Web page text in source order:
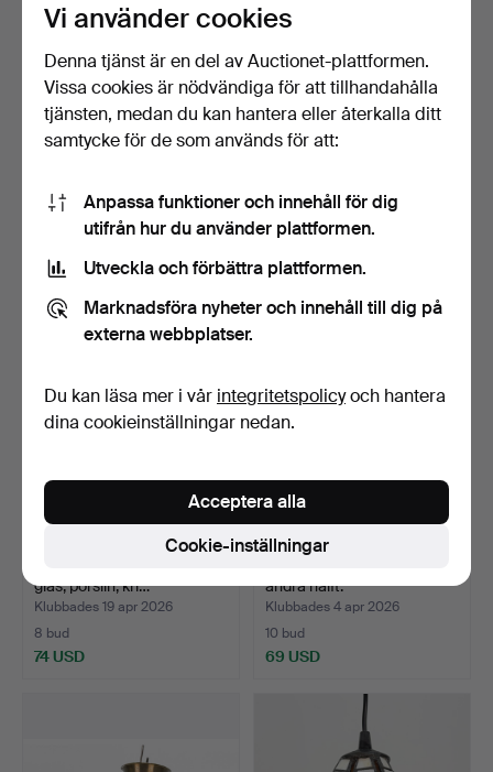
TAKLAMPA-MALMKRONA,
barockstil, 6 armad, 1…
Klubbades 19 apr 2026
4 bud
TAKFOTOGENLAMPA, glas,
metall och mässing,…
Klubbades 19 apr 2026
2 bud
glas, porslin, kri…
Klubbades 19 apr 2026
8 bud
74 USD
andra hälft.
Klubbades 4 apr 2026
10 bud
69 USD
Vi använder cookies
Denna tjänst är en del av Auctionet-plattformen.
Vissa cookies är nödvändiga för att tillhandahålla
tjänsten, medan du kan hantera eller återkalla ditt
samtycke för de som används för att:
Anpassa funktioner och innehåll för dig
utifrån hur du använder plattformen.
Utveckla och förbättra plattformen.
Marknadsföra nyheter och innehåll till dig på
externa webbplatser.
Du kan läsa mer i vår integritetspolicyoch hantera
dina cookieinställningar nedan.
Cookie-inställningar
Acceptera alla